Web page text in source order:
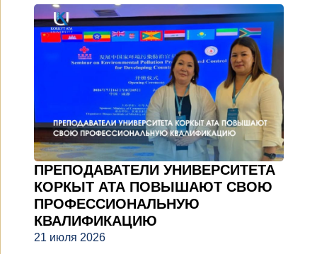
ПРЕПОДАВАТЕЛИ УНИВЕРСИТЕТА
КОРКЫТ АТА ПОВЫШАЮТ СВОЮ
ПРОФЕССИОНАЛЬНУЮ
КВАЛИФИКАЦИЮ
21 июля 2026